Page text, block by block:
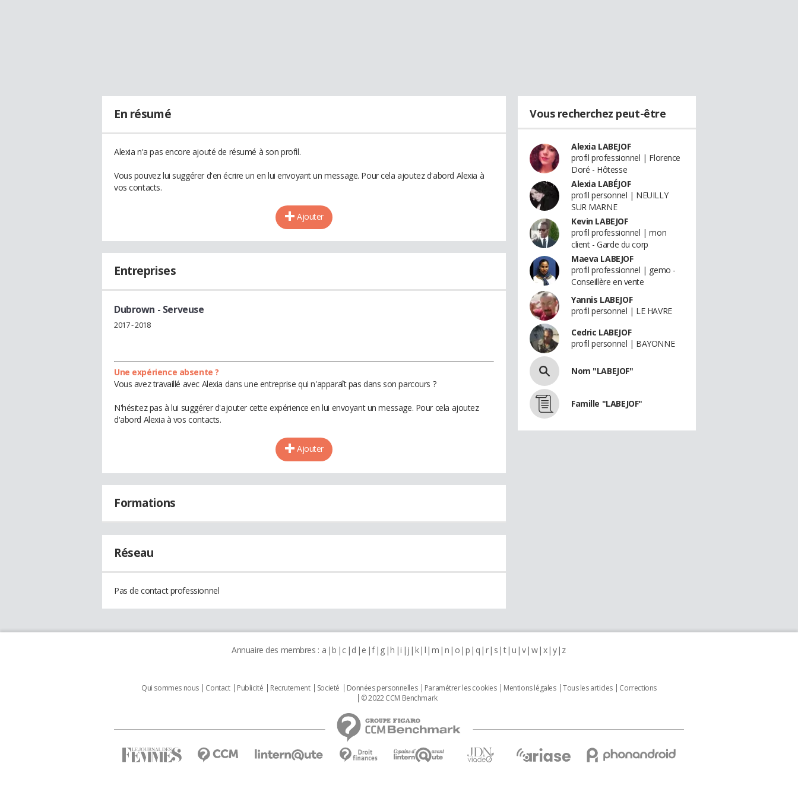
En résumé
Alexia n'a pas encore ajouté de résumé à son profil.
Vous pouvez lui suggérer d'en écrire un en lui envoyant un message. Pour cela ajoutez d'abord Alexia à
vos contacts.
Ajouter
Entreprises
Dubrown - Serveuse
2017 - 2018
Une expérience absente ?
Vous avez travaillé avec Alexia dans une entreprise qui n'apparaît pas dans son parcours ?
N'hésitez pas à lui suggérer d'ajouter cette expérience en lui envoyant un message. Pour cela ajoutez
d'abord Alexia à vos contacts.
Ajouter
Formations
Réseau
Pas de contact professionnel
Vous recherchez peut-être
Alexia LABEJOF
profil professionnel | Florence
Doré - Hôtesse
Alexia LABÉJOF
profil personnel | NEUILLY
SUR MARNE
Kevin LABEJOF
profil professionnel | mon
client - Garde du corp
Maeva LABEJOF
profil professionnel | gemo -
Conseillère en vente
Yannis LABEJOF
profil personnel | LE HAVRE
Cedric LABEJOF
profil personnel | BAYONNE
Nom "LABEJOF"
Famille "LABEJOF"
Annuaire des membres : a b c d e f g h i j k l m n o p q r s t u v w x y z
Qui sommes nous Contact Publicité Recrutement Societé Données personnelles Paramétrer les cookies Mentions légales Tous les articles
Corrections
© 2022 CCM Benchmark